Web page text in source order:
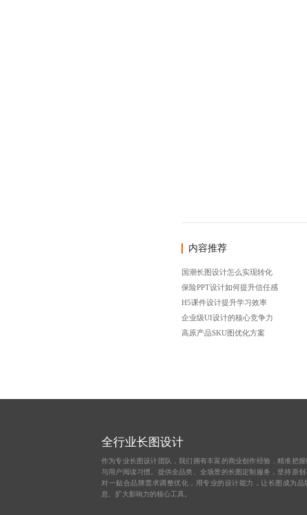
内容推荐
国潮长图设计怎么实现转化
保险PPT设计如何提升信任感
H5课件设计提升学习效率
企业级UI设计的核心竞争力
高原产品SKU图优化方案
全行业长图设计
作为专业长图设计团队，我们拥有丰富的商业创作经验，精准把
与用户阅读习惯。提供全品类、全场景的长图定制服务，坚持原创
对一贴合品牌需求调整优化，用专业的设计能力，让长图成为品
息、扩大影响力的核心工具。